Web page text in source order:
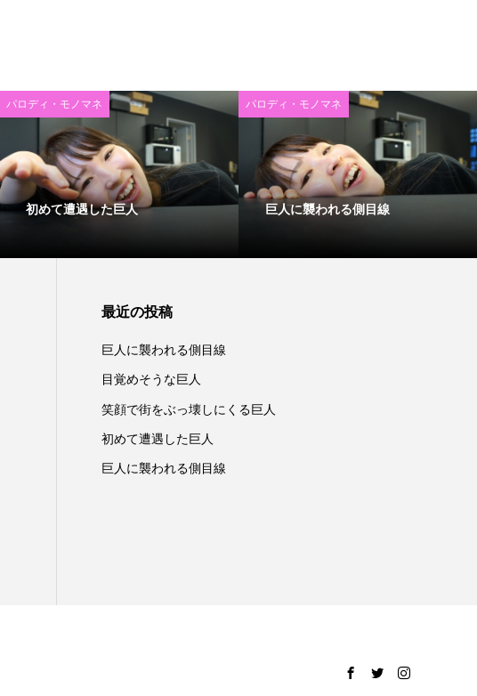
パロディ・モノマネ
初めて遭遇した巨人
パロディ・モノマネ
巨人に襲われる側目線
最近の投稿
巨人に襲われる側目線
目覚めそうな巨人
笑顔で街をぶっ壊しにくる巨人
初めて遭遇した巨人
巨人に襲われる側目線